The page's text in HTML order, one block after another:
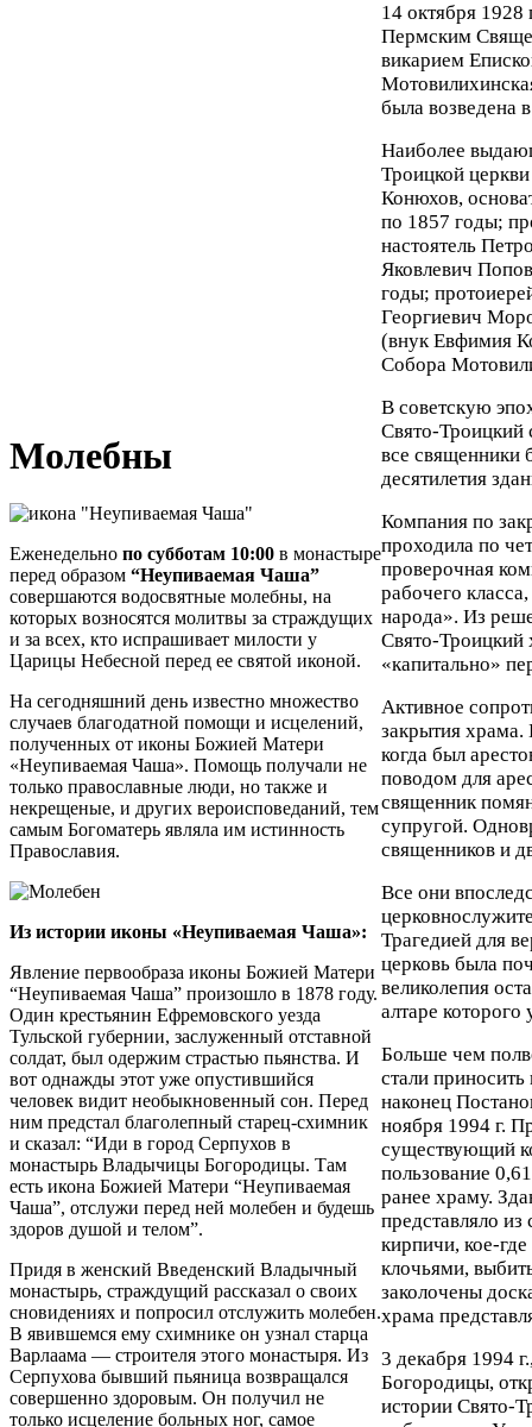
Молебны
Еженедельно по субботам 10:00 в монастыре
перед образом “Неупиваемая Чаша”
совершаются водосвятные молебны, на
которых возносятся молитвы за страждущих
и за всех, кто испрашивает милости у
Царицы Небесной перед ее святой иконой.
На сегодняшний день известно множество
случаев благодатной помощи и исцелений,
полученных от иконы Божией Матери
«Неупиваемая Чаша». Помощь получали не
только православные люди, но также и
некрещеные, и других вероисповеданий, тем
самым Богоматерь являла им истинность
Православия.
Из истории иконы «Неупиваемая Чаша»:
Явление первообраза иконы Божией Матери
“Неупиваемая Чаша” произошло в 1878 году.
Один крестьянин Ефремовского уезда
Тульской губернии, заслуженный отставной
солдат, был одержим страстью пьянства. И
вот однажды этот уже опустившийся
человек видит необыкновенный сон. Перед
ним предстал благолепный старец-схимник
и сказал: “Иди в город Серпухов в
монастырь Владычицы Богородицы. Там
есть икона Божией Матери “Неупиваемая
Чаша”, отслужи перед ней молебен и будешь
здоров душой и телом”.
Придя в женский Введенский Владычный
монастырь, страждущий рассказал о своих
сновидениях и попросил отслужить молебен.
В явившемся ему схимнике он узнал старца
Варлаама — строителя этого монастыря. Из
Серпухова бывший пьяница возвращался
совершенно здоровым. Он получил не
только исцеление больных ног, самое
14 октября
Пермским
викарием
была возведена
Наиболее
Троицкой
Конюхов,
по 1857 годы;
настоятель
Яковлевич
годы;
Георгиевич
(внук Евфимия
Собора
В советскую
Свято-Троицкий
все священники
десятилетия
Компания по
проходила по
проверочная
рабочего
народа». Из
Свято-Троицкий
«капитально»
Активное
закрытия
когда был
поводом для
священник
супругой.
священников и
Все они
Трагедией для
церковь была
великолепия
алтаре которого
Больше чем
стали
наконец
ноября 1994 г.
существующий
пользование
ранее храму.
представляло
кирпичи, кое-
клочьями,
заколочены
храма
3 декабря 1994
Богородицы,
истории Свято-